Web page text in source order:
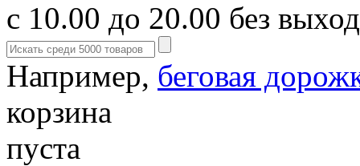
с 10.00 до 20.00 без
Например, беговая
корзина
пуста